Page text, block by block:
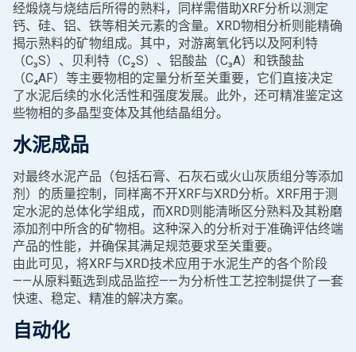
经煅烧与烧结后所得的熟料，同样需借助XRF分析以测定
钙、硅、铝、铁等相关元素的含量。XRD物相分析则能精确
揭示熟料的矿物组成。其中，对游离氧化钙以及阿利特
（C₃S）、贝利特（C₂S）、铝酸盐（C₃A）和铁酸盐
（C₄AF）等主要物相的定量分析至关重要，它们直接决定
了水泥后续的水化活性和强度发展。此外，还可精准鉴定这
些物相的多晶型变体及其他结晶组分。
水泥成品
对最终水泥产品（包括石膏、石灰石或火山灰质组分等添加
剂）的质量控制，同样离不开XRF与XRD分析。XRF用于测
定水泥的总体化学组成，而XRD则能清晰区分熟料及其粉磨
添加剂中所含的矿物相。这种深入的分析对于准确评估终端
产品的性能，并确保其满足规范要求至关重要。
由此可见，将XRF与XRD技术应用于水泥生产的各个阶段
——从原料甄选到成品监控——为分析性工艺控制提供了一套
快速、稳定、精准的解决方案。
自动化